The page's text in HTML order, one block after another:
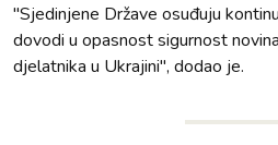
"Sjedinjene Države osuđuju
dovodi u opasnost sigurnost
djelatnika u Ukrajini", dodao je.